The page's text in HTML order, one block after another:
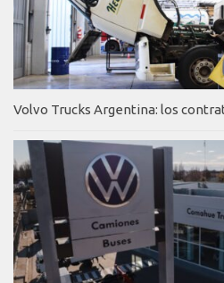
Volvo Trucks Argentina: los